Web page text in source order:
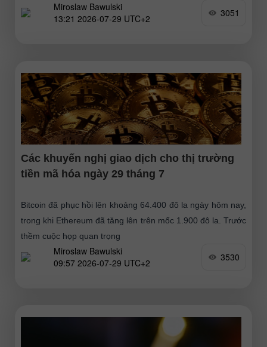
Miroslaw Bawulski
13:21 2026-07-29 UTC+2
3051
Các khuyến nghị giao dịch cho thị trường
tiền mã hóa ngày 29 tháng 7
Bitcoin đã phục hồi lên khoảng 64.400 đô la ngày hôm nay,
trong khi Ethereum đã tăng lên trên mốc 1.900 đô la. Trước
thềm cuộc họp quan trọng
Miroslaw Bawulski
09:57 2026-07-29 UTC+2
3530